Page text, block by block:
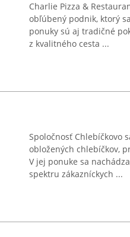
Charlie Pizza &
obľúbený podnik, ktorý
ponuky sú aj tradičné
z kvalitného cesta ...
Spoločnosť Chlebíčkovo
obložených chlebíčkov,
V jej ponuke sa
spektru zákazníckych ...